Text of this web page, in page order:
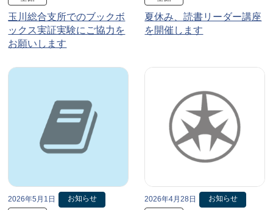
玉川総合支所でのブックボ
ックス実証実験にご協力を
お願いします
夏休み、読書リーダー講座
を開催します
2026年5月1日
お知らせ
2026年4月28日
お知らせ